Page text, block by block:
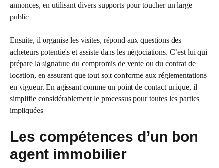
annonces, en utilisant divers supports pour toucher un large
public.
Ensuite, il organise les visites, répond aux questions des
acheteurs potentiels et assiste dans les négociations. C’est lui qui
prépare la signature du compromis de vente ou du contrat de
location, en assurant que tout soit conforme aux réglementations
en vigueur. En agissant comme un point de contact unique, il
simplifie considérablement le processus pour toutes les parties
impliquées.
Les compétences d’un bon
agent immobilier